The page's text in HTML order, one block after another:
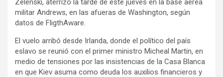
militar Andrews, en las afueras de Washington, según
datos de FligthAware.
El vuelo arribó desde Irlanda, donde el político del país
eslavo se reunió con el primer ministro Micheal Martin, en
medio de tensiones por las insistencias de la Casa Blanca
en que Kiev asuma como deuda los auxilios financieros y